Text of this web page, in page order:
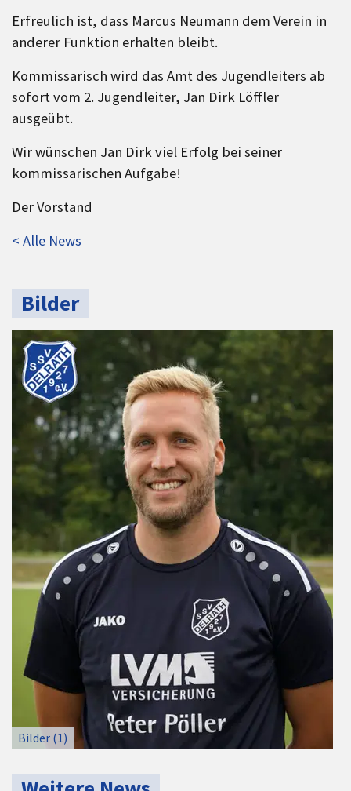
Erfreulich ist, dass Marcus Neumann dem Verein in
anderer Funktion erhalten bleibt.
Kommissarisch wird das Amt des Jugendleiters ab
sofort vom 2. Jugendleiter, Jan Dirk Löffler
ausgeübt.
Wir wünschen Jan Dirk viel Erfolg bei seiner
kommissarischen Aufgabe!
Der Vorstand
< Alle News
Bilder
Bilder (1)